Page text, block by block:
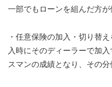
一部でもローンを組んだ方
・任意保険の加入・切り替
入時にそのディーラーで加
スマンの成績となり、その